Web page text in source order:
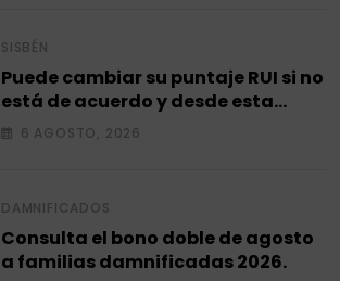
SISBÉN
Puede cambiar su puntaje RUI si no
está de acuerdo y desde esta
fecha empieza a regir en el 2026.
6 AGOSTO, 2026
DAMNIFICADOS
Consulta el bono doble de agosto
a familias damnificadas 2026.